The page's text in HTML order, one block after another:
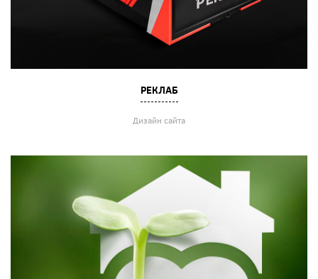
РЕКЛАБ
Дизайн сайта